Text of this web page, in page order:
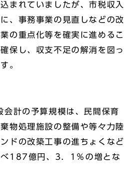
まれていましたが、市税収入
、事務事業の見直しなどの改
の重点化等を確実に進めるこ
保し、収支不足の解消を図っ
。
計の予算規模は、民間保育
物処理施設の整備や等々力陸
ドの改築工事の進ちょくなど
べ187億円、3．1％の増とな